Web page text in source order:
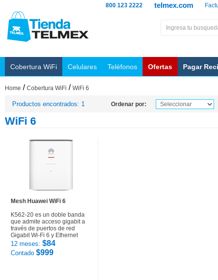
telmex.com
800 123 2222
Cobertura WiFi Celulares Teléfonos Ofertas Pagar
Home / Cobertura WiFi / WiFi 6
Productos encontrados: 1 Ordenar por:
WiFi 6
Mesh Huawei WiFi 6
K562-20 es un doble banda
que admite acceso gigabit a
través de puertos de red
Gigabit Wi-Fi 6 y Ethernet
12 meses: $84
Contado $999